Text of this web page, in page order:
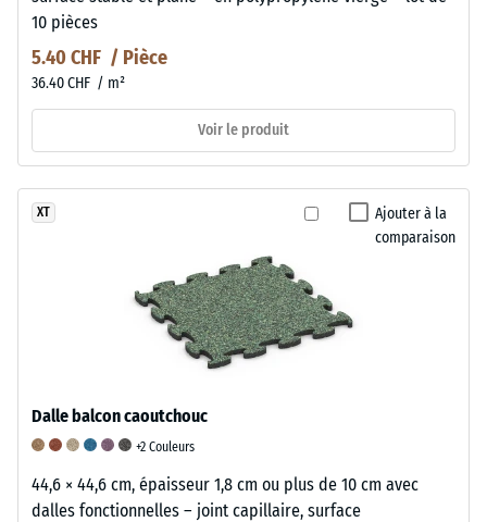
10 pièces
5.40 CHF / Pièce
36.40 CHF / m²
Voir le produit
Ajouter à la
comparaison
XT
Dalle balcon caoutchouc
+2 Couleurs
44,6 × 44,6 cm, épaisseur 1,8 cm ou plus de 10 cm avec
dalles fonctionnelles – joint capillaire, surface